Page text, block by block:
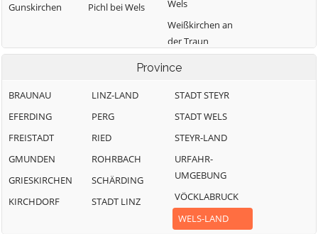
Gunskirchen
Pichl bei Wels
Wels
Weißkirchen an
der Traun
Province
BRAUNAU
EFERDING
FREISTADT
GMUNDEN
GRIESKIRCHEN
KIRCHDORF
LINZ-LAND
PERG
RIED
ROHRBACH
SCHÄRDING
STADT LINZ
STADT STEYR
STADT WELS
STEYR-LAND
URFAHR-
UMGEBUNG
VÖCKLABRUCK
WELS-LAND